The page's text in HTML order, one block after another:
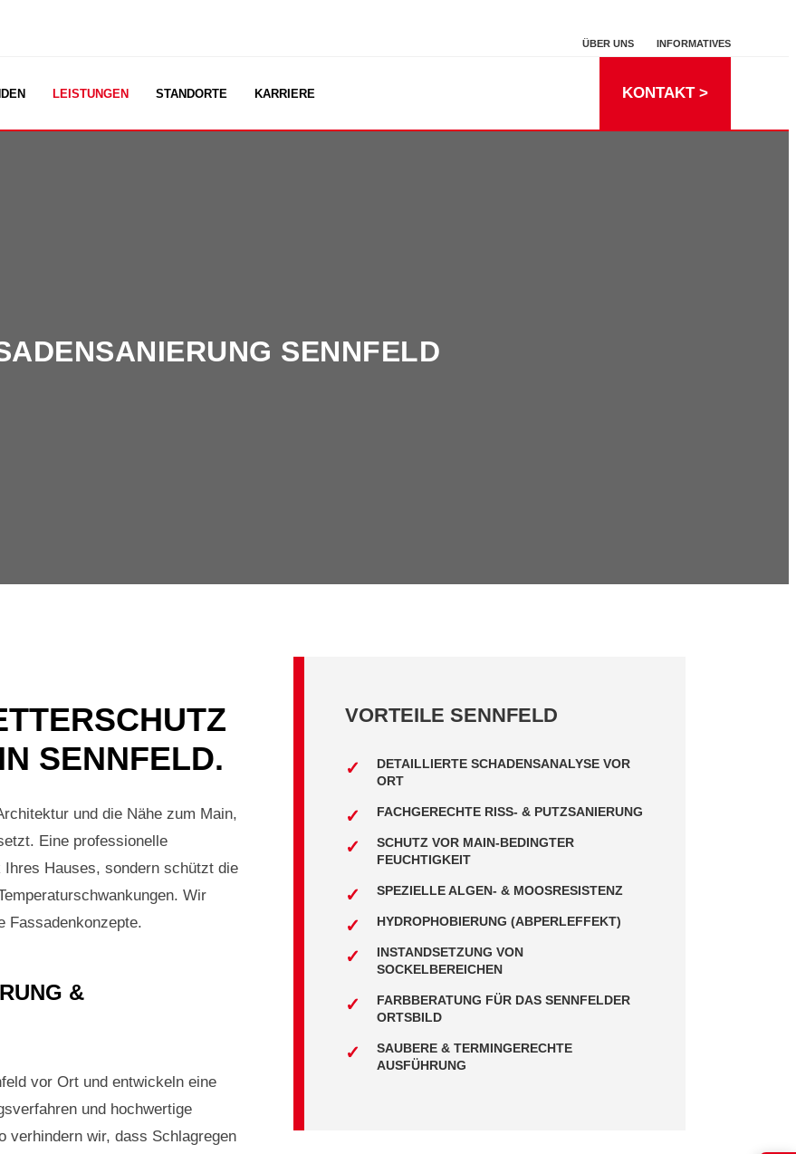
ÜBER UNS INFORMATIVES
LEISTUNGEN STANDORTE KARRIERE KONTAKT >
SENNFELD
SENNFELD.
und die Nähe zum Main,
Eine professionelle
Hauses, sondern schützt die
Wir
Fassadenkonzepte.
&
vor Ort und entwickeln eine
und hochwertige
verhindern wir, dass Schlagregen
VORTEILE SENNFELD
DETAILLIERTE SCHADENSANALYSE VOR
ORT
FACHGERECHTE RISS- & PUTZSANIERUNG
SCHUTZ VOR MAIN-BEDINGTER
FEUCHTIGKEIT
SPEZIELLE ALGEN- & MOOSRESISTENZ
HYDROPHOBIERUNG (ABPERLEFFEKT)
INSTANDSETZUNG VON
SOCKELBEREICHEN
FARBBERATUNG FÜR DAS SENNFELDER
ORTSBILD
SAUBERE & TERMINGERECHTE
AUSFÜHRUNG